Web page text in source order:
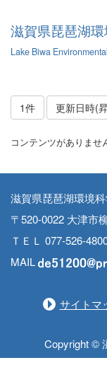
滋賀県琵琶湖
Lake Biwa
1件 更新日時(
コンテンツがありませ
滋賀県琵琶湖環境
〒520-0022 大津市
ＴＥＬ 077-526-
MAIL
サイトマ
Copyright ©